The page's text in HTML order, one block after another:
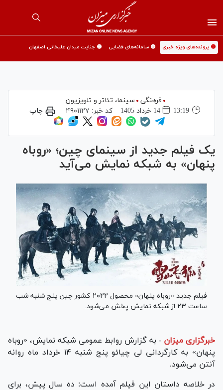
🟡 پرونده‌های ویژه خبری 🟡 سامانه‌های قضایی 🟡 جنایت میدان علیخانی اصفهان
فرهنگی
سینما،‌ تئاتر و تلویزیون
13:19
14 خرداد 1405 کد خبر: ۴۹۰۱۱۲۷ چاپ
یک فیلم جدید از سینمای چین؛ «روباه
پنهان» به شبکه نمایش می‌آید
فیلم جدید «روباه پنهان» محصول ۲۰۲۲ کشور چین پنج شنبه شب
ساعت ۲۳ از شبکه نمایش پخش می‌شود.
خبرگزاری میزان - به گزارش روابط عمومی شبکه نمایش، «روباه
پنهان» به کارگردانی لی چیائو پنج شنبه ۱۴ خرداد ماه روانه
آنتن می‌شود.
در خلاصه داستان این فیلم آمده است: ده سال پیش، برای